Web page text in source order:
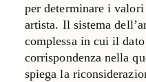
per determinare i
artista. Il sistema
complessa in cui il
corrispondenza nella
spiega la